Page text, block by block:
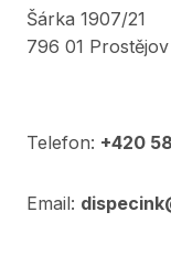
Šárka 1907/21
796 01 Prostějov
Telefon: +420
Email: